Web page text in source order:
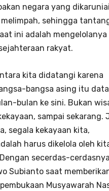
negara yang
sehingga
ini adalah mengelolanya
rakyat.
kita didatangi karena
bangsa asing itu
bulan ke sini. Bukan
sampai sekarang.
segala kekayaan kita,
harus dikelola oleh
secerdas-
Subianto saat
Musyawarah